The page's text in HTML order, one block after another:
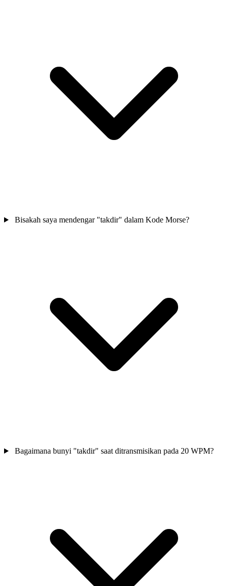
Bisakah saya mendengar "takdir" dalam Kode Morse?
Bagaimana bunyi "takdir" saat ditransmisikan pada 20 WPM?